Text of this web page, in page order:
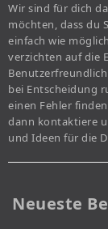
Wir sind für dich
möchten, dass du
einfach wie
verzichten auf die
bei Entscheidung
einen Fehler
dann kontaktiere
und Ideen für die
Neueste